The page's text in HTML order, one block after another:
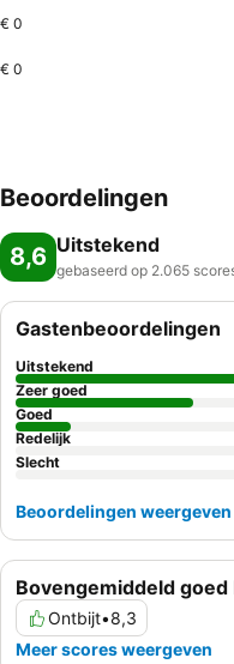
€ 0
€ 0
Beoordelingen
8,6 Uitstekend
gebaseerd op 2.065
Bovengemiddeld
Ontbijt•8,3
Meer scores weergeven
Gastenbeoordelingen
Uitstekend
Zeer goed
Goed
Redelijk
Slecht
Beoordelingen weergeven